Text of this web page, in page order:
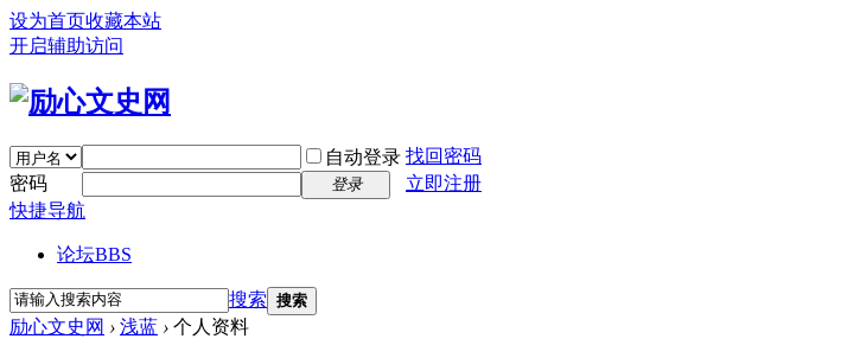
设为首页收藏本站
开启辅助访问
自动登录 找回密码
密码
登录
立即注册
快捷导航
论坛BBS
搜索 搜索
励心文史网 › 浅蓝 › 个人资料